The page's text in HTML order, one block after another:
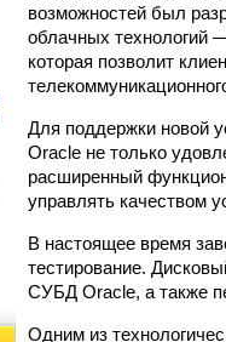
возможностей был
облачных технологий
которая позволит
Для поддержки новой
Oracle не только
расширенный
управлять качеством
В настоящее время
тестирование.
СУБД Oracle, а также
Одним из